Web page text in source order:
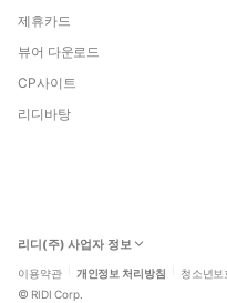
제휴카드
뷰어 다운로드
CP사이트
리디바탕
리디(주) 사업자 정보
이용약관 개인정보 처리방침 청소년보
© RIDI Corp.